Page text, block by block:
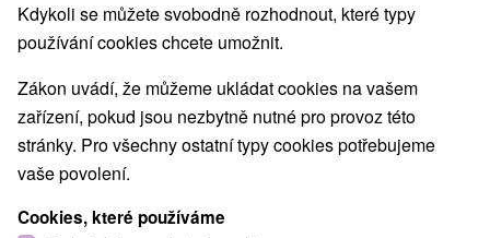
Kdykoli se můžete svobodně rozhodnout, které typy
používání cookies chcete umožnit.
Zákon uvádí, že můžeme ukládat cookies na vašem
zařízení, pokud jsou nezbytně nutné pro provoz této
stránky. Pro všechny ostatní typy cookies potřebujeme
vaše povolení.
Cookies, které používáme